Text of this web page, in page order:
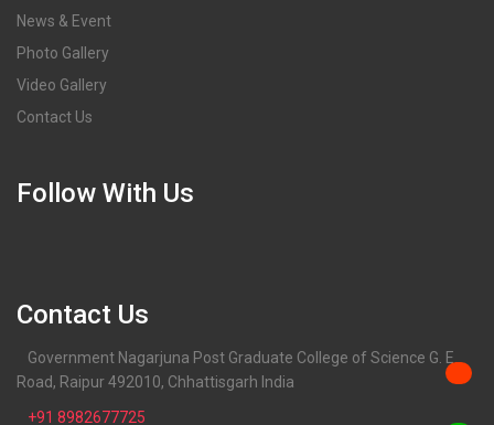
News & Event
Photo Gallery
Video Gallery
Contact Us
Follow With Us
Contact Us
Government Nagarjuna Post Graduate College of Science G. E.
Road, Raipur 492010, Chhattisgarh India
+91 8982677725